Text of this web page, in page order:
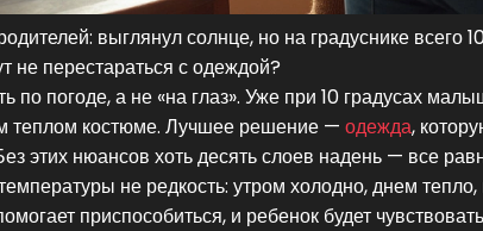
выглянул солнце, но на градуснике всего
не перестараться с одеждой?
по погоде, а не «на глаз». Уже при 10 градусах
теплом костюме. Лучшее решение — одежда,
этих нюансов хоть десять слоев надень — все
не редкость: утром холодно, днем тепло,
приспособиться, и ребенок будет